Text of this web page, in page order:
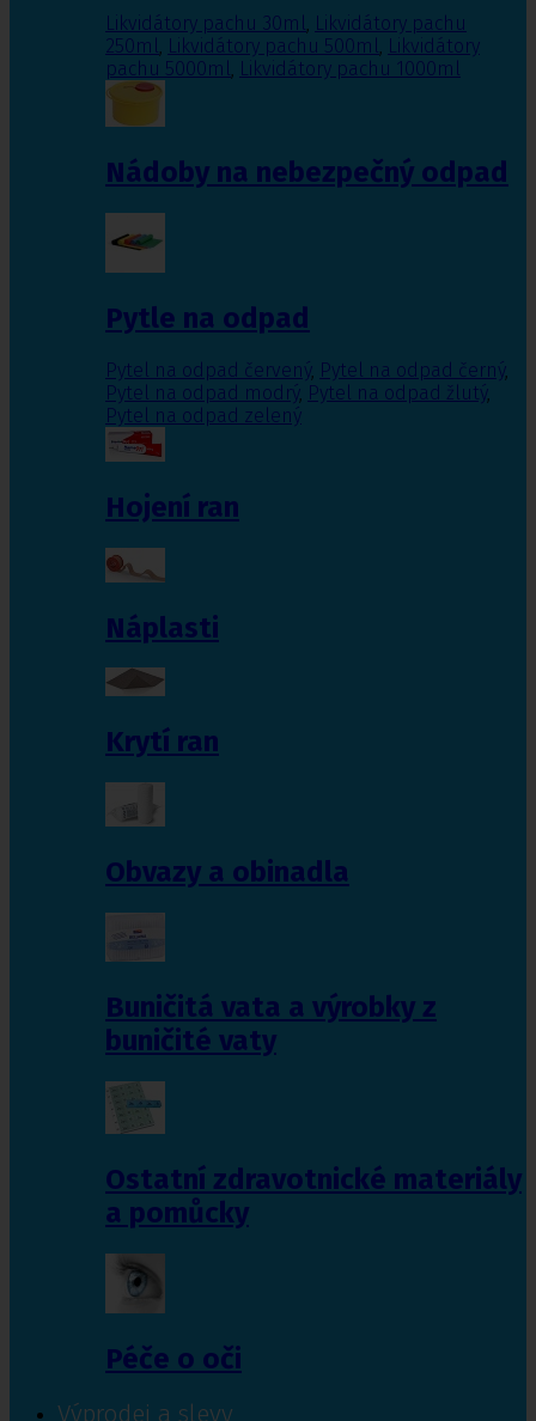
Likvidátory pachu 30ml, Likvidátory pachu
250ml, Likvidátory pachu 500ml, Likvidátory
pachu 5000ml, Likvidátory pachu 1000ml
Nádoby na nebezpečný odpad
Pytle na odpad
Pytel na odpad červený, Pytel na odpad černý,
Pytel na odpad modrý, Pytel na odpad žlutý,
Pytel na odpad zelený
Hojení ran
Náplasti
Krytí ran
Obvazy a obinadla
Buničitá vata a výrobky z
buničité vaty
Ostatní zdravotnické materiály
a pomůcky
Péče o oči
Výprodej a slevy